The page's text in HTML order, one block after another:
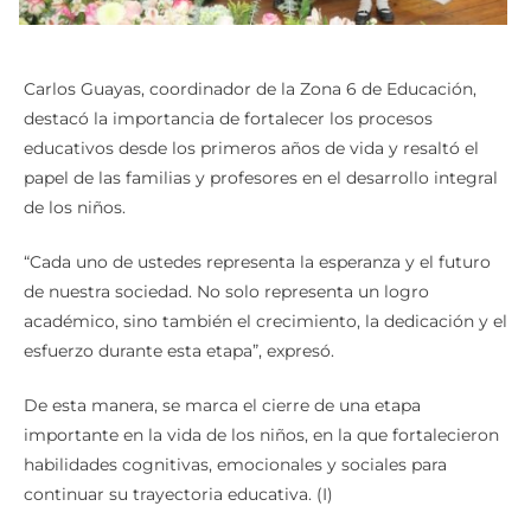
Carlos Guayas, coordinador de la Zona 6 de Educación,
destacó la importancia de fortalecer los procesos
educativos desde los primeros años de vida y resaltó el
papel de las familias y profesores en el desarrollo integral
de los niños.
“Cada uno de ustedes representa la esperanza y el futuro
de nuestra sociedad. No solo representa un logro
académico, sino también el crecimiento, la dedicación y el
esfuerzo durante esta etapa”, expresó.
De esta manera, se marca el cierre de una etapa
importante en la vida de los niños, en la que fortalecieron
habilidades cognitivas, emocionales y sociales para
continuar su trayectoria educativa. (I)